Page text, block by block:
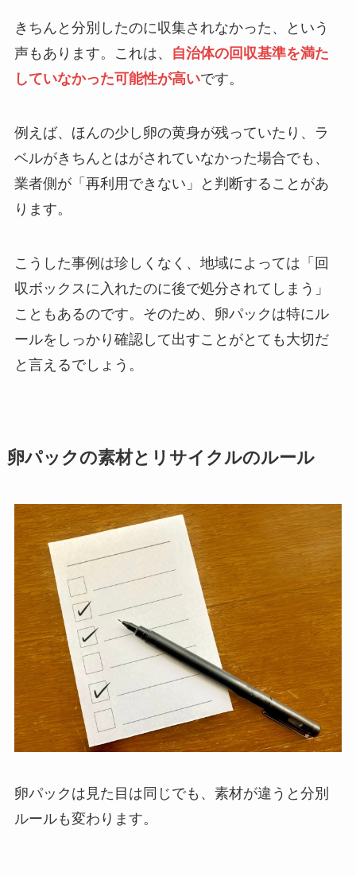
きちんと分別したのに収集されなかった、という
声もあります。これは、
自治体の回収基準を満た
していなかった可能性が高いです。
例えば、ほんの少し卵の黄身が残っていたり、ラ
ベルがきちんとはがされていなかった場合でも、
業者側が「再利用できない」と判断することがあ
ります。
こうした事例は珍しくなく、地域によっては「回
収ボックスに入れたのに後で処分されてしまう」
こともあるのです。そのため、卵パックは特にル
ールをしっかり確認して出すことがとても大切だ
と言えるでしょう。
卵パックの素材とリサイクルのルール
卵パックは見た目は同じでも、素材が違うと分別
ルールも変わります。